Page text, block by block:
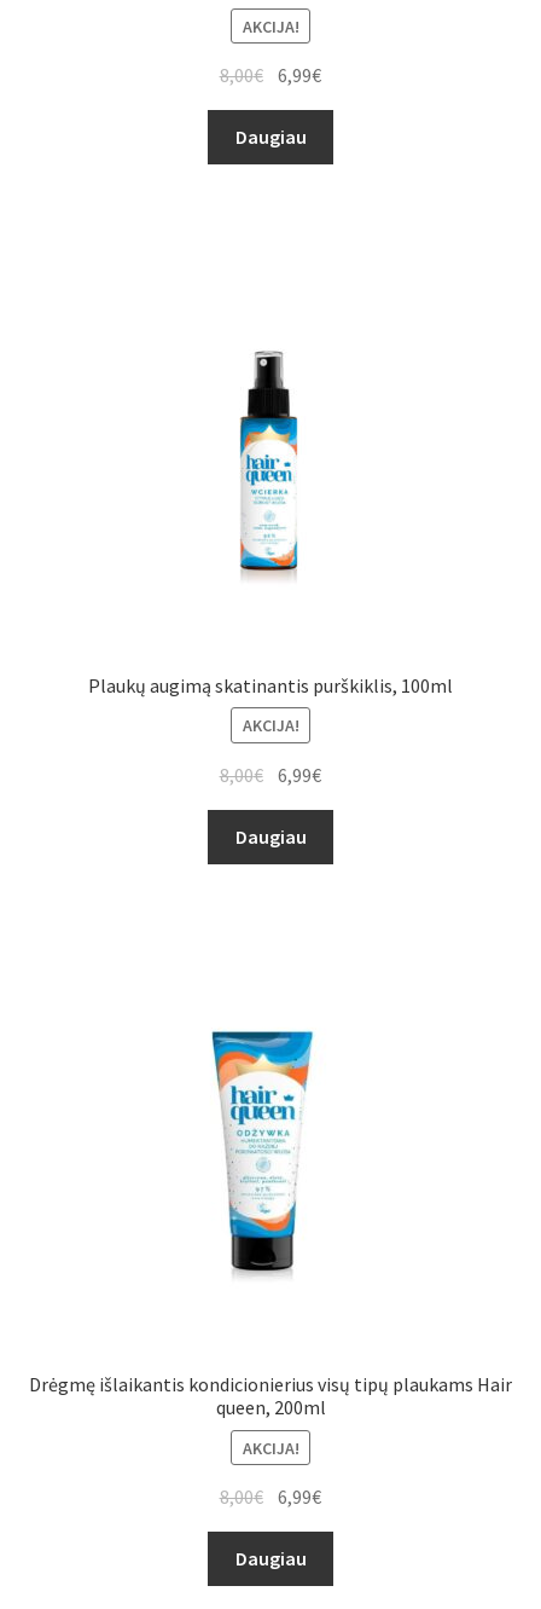
AKCIJA!
8,00€ 6,99€
Daugiau
Plaukų augimą skatinantis purškiklis, 100ml
AKCIJA!
8,00€ 6,99€
Daugiau
Drėgmę išlaikantis kondicionierius visų tipų plaukams Hair
queen, 200ml
AKCIJA!
8,00€ 6,99€
Daugiau